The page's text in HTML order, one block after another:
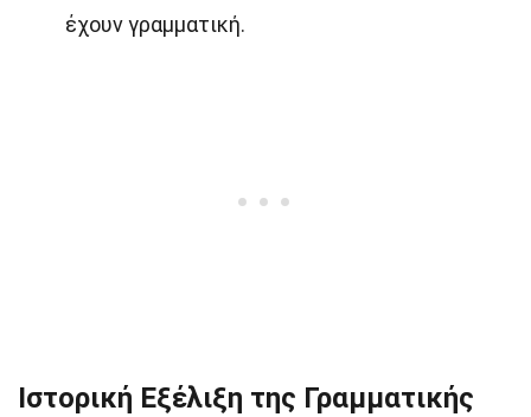
έχουν γραμματική.
Ιστορική Εξέλιξη της Γραμματικής